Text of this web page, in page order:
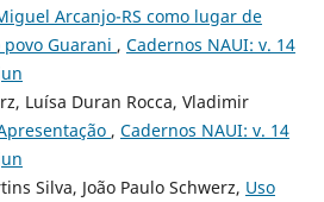
Arcanjo-RS como lugar de
Guarani , Cadernos NAUI: v. 14
Luísa Duran Rocca, Vladimir
, Cadernos NAUI: v. 14
Silva, João Paulo Schwerz, Uso